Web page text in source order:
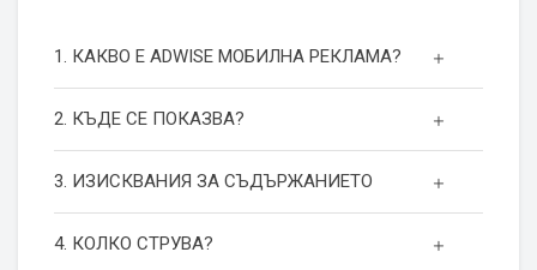
1. КАКВО Е ADWISE МОБИЛНА РЕКЛАМА?
2. КЪДЕ СЕ ПОКАЗВА?
3. ИЗИСКВАНИЯ ЗА СЪДЪРЖАНИЕТО
4. КОЛКО СТРУВА?